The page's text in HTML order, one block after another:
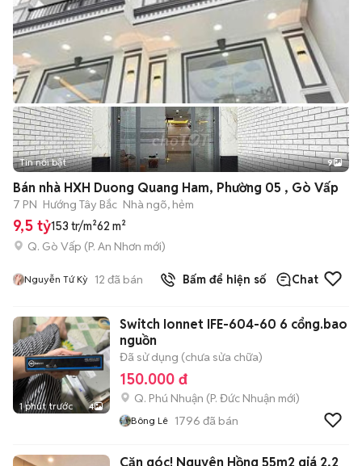
+2
Tin nổi bật 9
Bán nhà HXH Duong Quang Ham, Phường 05 , Gò Vấp
7 PN Hướng Tây Bắc Nhà ngõ, hẻm
9,5 tỷ153 tr/m²62 m²
Q. Gò Vấp (P. An Nhơn mới)
Nguyễn Tứ Kỳ 12 đã bán Bấm để hiện số Chat
1 phút trước 4
Switch Ionnet IFE-604-60 6 cổng.bao
nguồn
Đã sử dụng (chưa sửa chữa)
150.000 đ
Q. Phú Nhuận (P. Đức Nhuận mới)
Bông Lê 1796 đã bán
Căn góc! Nguyên Hồng 55m2 giá 2,2